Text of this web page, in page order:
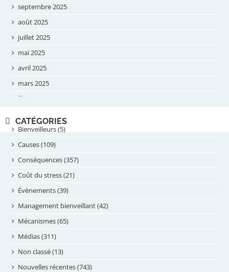
septembre 2025
août 2025
juillet 2025
mai 2025
avril 2025
mars 2025
février 2025
septembre 2024
août 2024
juillet 2024
juin 2024
mai 2024
avril 2024
février 2024
janvier 2024
novembre 2023
octobre 2023
CATÉGORIES
Bienveilleurs (5)
Causes (109)
Conséquences (357)
Coût du stress (21)
Évènements (39)
Management bienveillant (42)
Mécanismes (65)
Médias (311)
Non classé (13)
Nouvelles récentes (743)